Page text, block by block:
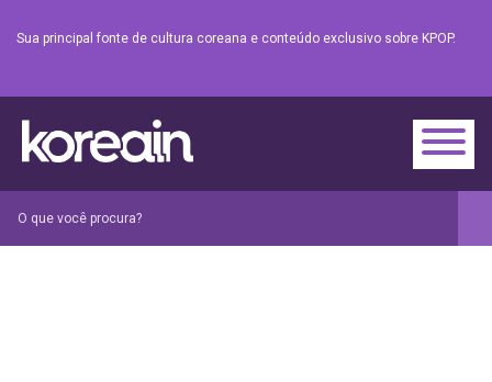
Sua principal fonte de cultura coreana e conteúdo exclusivo sobre KPOP.